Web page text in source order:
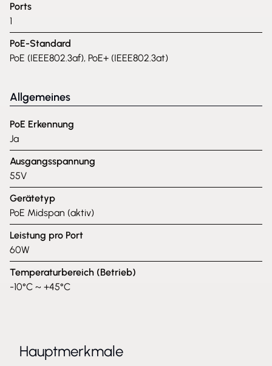
Ports
1
PoE-Standard
PoE (IEEE802.3af), PoE+ (IEEE802.3at)
Allgemeines
PoE Erkennung
Ja
Ausgangsspannung
55V
Gerätetyp
PoE Midspan (aktiv)
Leistung pro Port
60W
Temperaturbereich (Betrieb)
-10°C ~ +45°C
Hauptmerkmale